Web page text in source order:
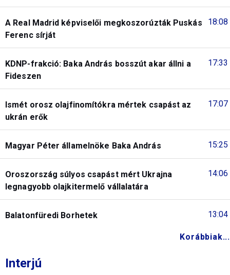
18:08
A Real Madrid képviselői megkoszorúzták Puskás
Ferenc sírját
17:33
KDNP-frakció: Baka András bosszút akar állni a
Fideszen
17:07
Ismét orosz olajfinomítókra mértek csapást az
ukrán erők
15:25
Magyar Péter államelnöke Baka András
14:06
Oroszország súlyos csapást mért Ukrajna
legnagyobb olajkitermelő vállalatára
13:04
Balatonfüredi Borhetek
Korábbiak...
Interjú